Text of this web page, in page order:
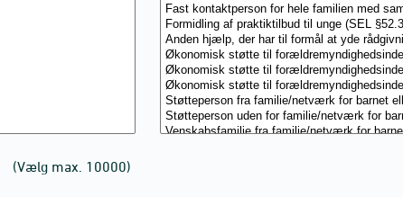
(Vælg max. 10000)